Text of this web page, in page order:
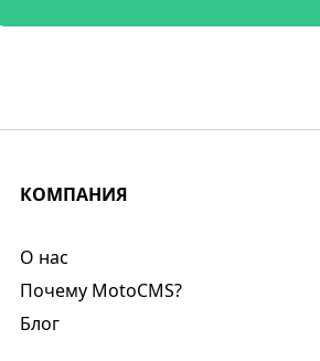
КОМПАНИЯ
О нас​
Почему MotoCMS?
Блог